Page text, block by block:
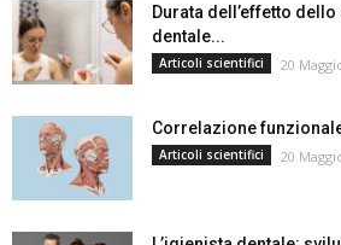
Durata dell’effetto
dentale...
Articoli scientifici 20
Correlazione
Articoli scientifici 20